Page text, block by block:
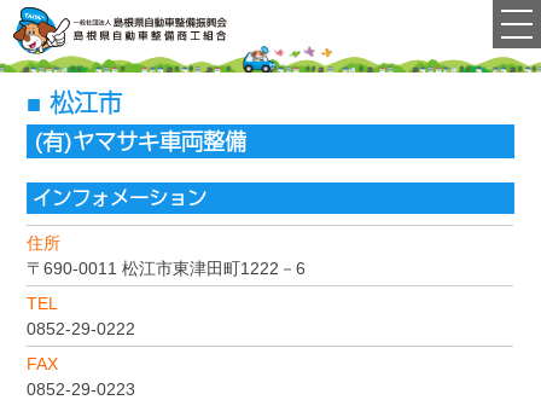
松江市
(有)ヤマサキ車両整備
インフォメーション
住所
〒690-0011 松江市東津田町1222－6
TEL
0852-29-0222
FAX
0852-29-0223